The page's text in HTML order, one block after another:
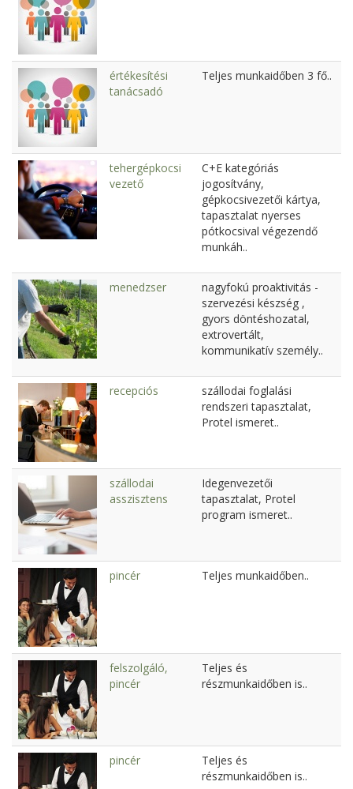
értékesítési
tanácsadó
Teljes munkaidőben 3 fő..
tehergépkocsi
vezető
C+E kategóriás
jogosítvány,
gépkocsivezetői kártya,
tapasztalat nyerses
pótkocsival végezendő
munkáh..
menedzser
nagyfokú proaktivitás -
szervezési készség ,
gyors döntéshozatal,
extrovertált,
kommunikatív személy..
recepciós
szállodai foglalási
rendszeri tapasztalat,
Protel ismeret..
szállodai
asszisztens
Idegenvezetői
tapasztalat, Protel
program ismeret..
pincér Teljes munkaidőben..
felszolgáló,
pincér
Teljes és
részmunkaidőben is..
pincér
Teljes és
részmunkaidőben is..